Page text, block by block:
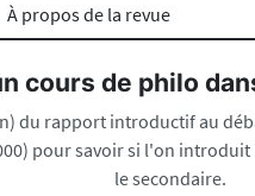
À propos de la revue
cours de philo
du rapport introductif au
pour savoir si l'on
le secondaire.